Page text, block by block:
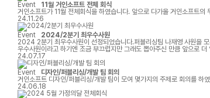
Event
11월 거인소프트 전체 회식
거인소프트가 11월 전체회식을 하였습니다. 앞으로 다가올 거인소프트의
24.11.26
Event
2024/2분기 최우수사원
2024 2분기 최우수사원이 선정되었습니다.퍼블리싱팀 나재영 사원을
우수사원이라고 하기엔 조금 부끄럽지만 그래도 뽑아주신 만큼 앞으로
많이 배우고 성장할 수 있었던 것 같습니다. 정말 늘 감사드립니다!항상
24.07.17
Event
디자인/퍼블리싱/개발 팀 회의
거인소프트 디자인/퍼블리싱/개발 팀이 모여 몇가지의 주제로 회의를 하
24.06.18